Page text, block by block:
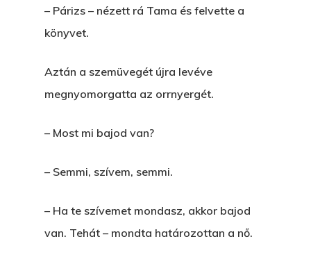
– Párizs – nézett rá Tama és felvette a
könyvet.
Aztán a szemüvegét újra levéve
megnyomorgatta az orrnyergét.
– Most mi bajod van?
– Semmi, szívem, semmi.
– Ha te szívemet mondasz, akkor bajod
van. Tehát – mondta határozottan a nő.